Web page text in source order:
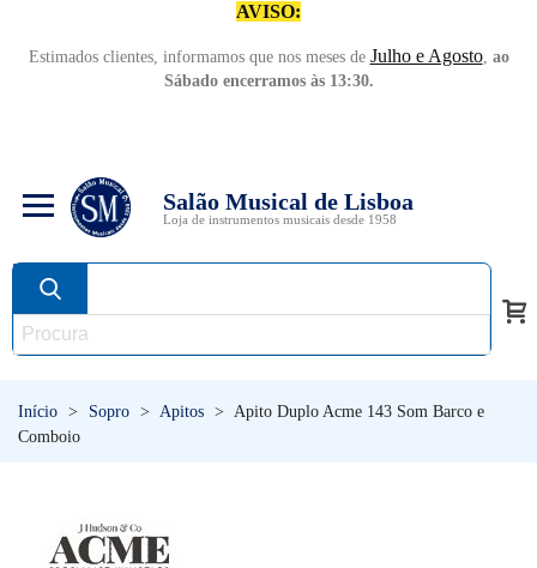
AVISO:
Estimados clientes, informamos que nos meses de Julho e Agosto, ao
Sábado encerramos às 13:30.
Salão Musical de Lisboa
Loja de instrumentos musicais desde 1958
Início > Sopro > Apitos > Apito Duplo Acme 143 Som Barco e
Comboio